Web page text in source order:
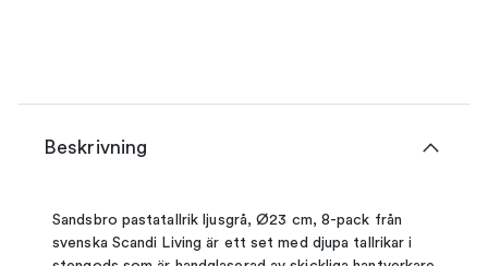
Beskrivning
Sandsbro pastatallrik ljusgrå, Ø23 cm, 8-pack från
svenska Scandi Living är ett set med djupa tallrikar i